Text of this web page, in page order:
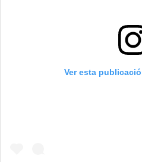
Ver esta